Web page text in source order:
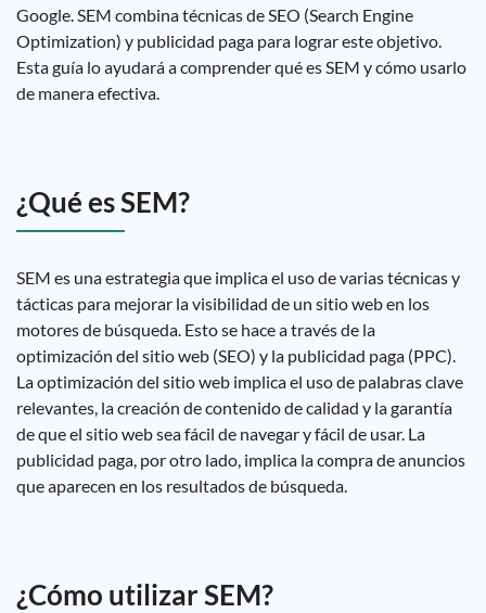
Google. SEM combina técnicas de SEO (Search Engine
Optimization) y publicidad paga para lograr este objetivo.
Esta guía lo ayudará a comprender qué es SEM y cómo usarlo
de manera efectiva.
¿Qué es SEM?
SEM es una estrategia que implica el uso de varias técnicas y
tácticas para mejorar la visibilidad de un sitio web en los
motores de búsqueda. Esto se hace a través de la
optimización del sitio web (SEO) y la publicidad paga (PPC).
La optimización del sitio web implica el uso de palabras clave
relevantes, la creación de contenido de calidad y la garantía
de que el sitio web sea fácil de navegar y fácil de usar. La
publicidad paga, por otro lado, implica la compra de anuncios
que aparecen en los resultados de búsqueda.
¿Cómo utilizar SEM?